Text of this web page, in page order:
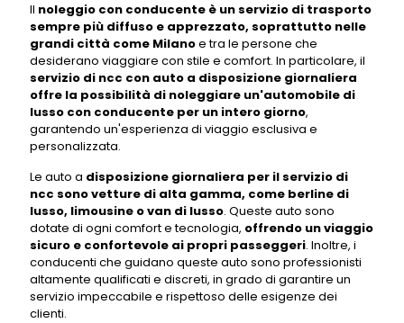
Il noleggio con conducente è un servizio di trasporto
sempre più diffuso e apprezzato, soprattutto nelle
grandi città come Milanoe tra le persone che
desiderano viaggiare con stile e comfort. In particolare, il
servizio di ncc con auto a disposizione giornaliera
offre la possibilità di noleggiare un'automobile di
lusso con conducente per un intero giorno,
garantendo un'esperienza di viaggio esclusiva e
personalizzata.
Le auto a disposizione giornaliera per il servizio di
ncc sono vetture di alta gamma, come berline di
lusso, limousine o van di lusso. Queste auto sono
dotate di ogni comfort e tecnologia, offrendo un viaggio
sicuro e confortevole ai propri passeggeri. Inoltre, i
conducenti che guidano queste auto sono professionisti
altamente qualificati e discreti, in grado di garantire un
servizio impeccabile e rispettoso delle esigenze dei
clienti.